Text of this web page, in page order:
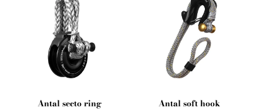
Antal secto ring
Antal soft hook